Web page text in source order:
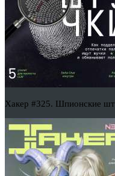
Хакер #325. Шпионские